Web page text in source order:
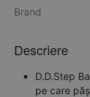
Brand
Descriere
D.D.Step
pe care